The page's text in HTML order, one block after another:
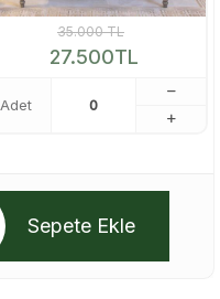
35.000TL
27.500TL
Adet
Sepete Ekle